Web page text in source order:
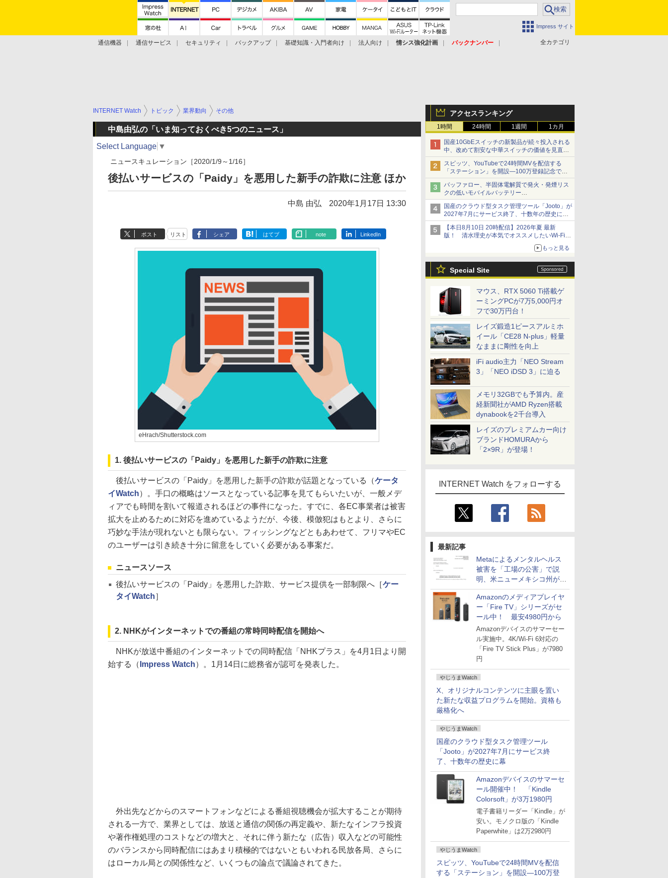
Impress サイト
全カテゴリ
通信機器 通信サービス セキュリティ バックアップ 基礎知識・入門者向け 法人向け 情シス強化計画
バックナンバー
アクセスランキング
1時間 24時間 1週間 1カ月
国産10GbEスイッチの新製品が続々投入される
中、改めて割安な中華スイッチの価値を見直す
【イニシャルB】
スピッツ、YouTubeで24時間MVを配信する
「ステーション」を開設―100万登録記念で
【やじうまWatch】
バッファロー、半固体電解質で発火・発煙リス
クの低いモバイルバッテリー
「BMPBSA10000」シリーズの店頭販売を9月
上旬に開始
国産のクラウド型タスク管理ツール「Jooto」が
2027年7月にサービス終了、十数年の歴史に幕
【やじうまWatch】
【本日8月10日 20時配信】2026年夏 最新
版！ 清水理史が本気でオススメしたいWi-Fiル
ーターはどれか？ ライブで解説【清水理史の
もっと見る
Special Site
マウス、RTX 5060 Ti搭載ゲ
ーミングPCが7万5,000円オ
フで30万円台！
レイズ鍛造1ピースアルミホ
イール「CE28 N-plus」軽量
なままに剛性を向上
iFi audio主力「NEO Stream
3」「NEO iDSD 3」に迫る
メモリ32GBでも予算内。産
経新聞社がAMD Ryzen搭載
dynabookを2千台導入
レイズのプレミアムカー向け
ブランドHOMURAから
「2×9R」が登場！
INTERNET Watch をフォローする
最新記事
Metaによるメンタルヘルス
被害を「工場の公害」で説
明、米ニューメキシコ州が5
億6700万ドルの支払い命令
Amazonのメディアプレイヤ
ー「Fire TV」シリーズがセ
ール中！ 最安4980円から
Amazonデバイスのサマーセー
ル実施中。4K/Wi-Fi 6対応の
「Fire TV Stick Plus」が7980
円
やじうまWatch
X、オリジナルコンテンツに主眼を置い
た新たな収益プログラムを開始。資格も
厳格化へ
やじうまWatch
国産のクラウド型タスク管理ツール
「Jooto」が2027年7月にサービス終
了、十数年の歴史に幕
Amazonデバイスのサマーセ
ール開催中！ 「Kindle
Colorsoft」が3万1980円
電子書籍リーダー「Kindle」が
安い。モノクロ版の「Kindle
Paperwhite」は2万2980円
やじうまWatch
スピッツ、YouTubeで24時間MVを配信
する「ステーション」を開設―100万登
INTERNET Watch トピック 業界動向 その他
中島由弘の「いま知っておくべき5つのニュース」
Select Language ▼
ニュースキュレーション［2020/1/9～1/16］
後払いサービスの「Paidy」を悪用した新手の詐欺に注意 ほか
中島 由弘 2020年1月17日 13:30
ポスト リスト シェア はてブ note LinkedIn
eHrach/Shutterstock.com
1. 後払いサービスの「Paidy」を悪用した新手の詐欺に注意
後払いサービスの「Paidy」を悪用した新手の詐欺が話題となっている（ケータ
イWatch）。手口の概略はソースとなっている記事を見てもらいたいが、一般メデ
ィアでも時間を割いて報道されるほどの事件になった。すでに、各EC事業者は被害
拡大を止めるために対応を進めているようだが、今後、模倣犯はもとより、さらに
巧妙な手法が現れないとも限らない。フィッシングなどともあわせて、フリマやEC
のユーザーは引き続き十分に留意をしていく必要がある事案だ。
ニュースソース
後払いサービスの「Paidy」を悪用した詐欺、サービス提供を一部制限へ［ケー
タイWatch］
2. NHKがインターネットでの番組の常時同時配信を開始へ
NHKが放送中番組のインターネットでの同時配信「NHKプラス」を4月1日より開
始する（ Impress Watch）。1月14日に総務省が認可を発表した。
外出先などからのスマートフォンなどによる番組視聴機会が拡大することが期待
される一方で、業界としては、放送と通信の関係の再定義や、新たなインフラ投資
や著作権処理のコストなどの増大と、それに伴う新たな（広告）収入などの可能性
のバランスから同時配信にはあまり積極的ではないともいわれる民放各局、さらに
はローカル局との関係性など、いくつもの論点で議論されてきた。